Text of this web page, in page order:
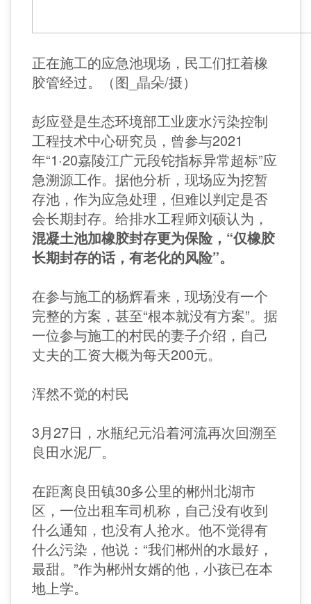
正在施工的应急池现场，民工们扛着橡
胶管经过。（图_晶朵/摄）
彭应登是生态环境部工业废水污染控制
工程技术中心研究员，曾参与2021
年“1·20嘉陵江广元段铊指标异常超标”应
急溯源工作。据他分析，现场应为挖暂
存池，作为应急处理，但难以判定是否
会长期封存。给排水工程师刘硕认为，
混凝土池加橡胶封存更为保险，“仅橡胶
长期封存的话，有老化的风险”。
在参与施工的杨辉看来，现场没有一个
完整的方案，甚至“根本就没有方案”。据
一位参与施工的村民的妻子介绍，自己
丈夫的工资大概为每天200元。
浑然不觉的村民
3月27日，水瓶纪元沿着河流再次回溯至
良田水泥厂。
在距离良田镇30多公里的郴州北湖市
区，一位出租车司机称，自己没有收到
什么通知，也没有人抢水。他不觉得有
什么污染，他说：“我们郴州的水最好，
最甜。”作为郴州女婿的他，小孩已在本
地上学。